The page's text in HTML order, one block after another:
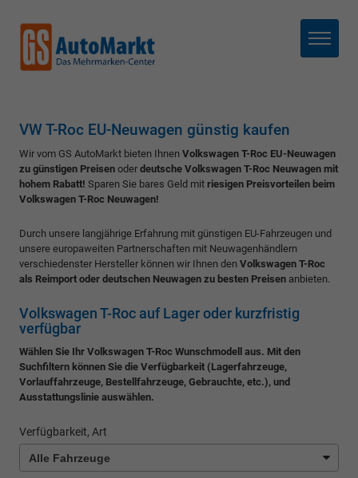
Menü
VW T-Roc EU-Neuwagen günstig kaufen
Wir vom GS AutoMarkt bieten Ihnen Volkswagen T-Roc EU-Neuwagen
zu günstigen Preisen oder deutsche Volkswagen T-Roc Neuwagen mit
hohem Rabatt! Sparen Sie bares Geld mit riesigen Preisvorteilen beim
Volkswagen T-Roc Neuwagen!
Durch unsere langjährige Erfahrung mit günstigen EU-Fahrzeugen und
unsere europaweiten Partnerschaften mit Neuwagenhändlern
verschiedenster Hersteller können wir Ihnen den Volkswagen T-Roc
als Reimport oder deutschen Neuwagen zu besten Preisen anbieten.
Volkswagen T-Roc auf Lager oder kurzfristig
verfügbar
Wählen Sie Ihr Volkswagen T-Roc Wunschmodell aus. Mit den
Suchfiltern können Sie die Verfügbarkeit (Lagerfahrzeuge,
Vorlauffahrzeuge, Bestellfahrzeuge, Gebrauchte, etc.), und
Ausstattungslinie auswählen.
Verfügbarkeit, Art